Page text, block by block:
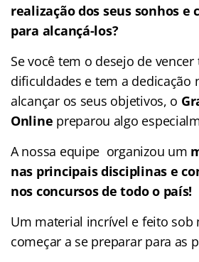
realização dos seus sonhos e
para alcançá-los?
Se você tem o desejo de vencer
dificuldades e tem a dedicação
alcançar os seus objetivos, o
Online preparou algo
A nossa equipe organizou um
nas principais disciplinas e
nos concursos de todo o país!
Um material incrível e feito sob
começar a se preparar para as